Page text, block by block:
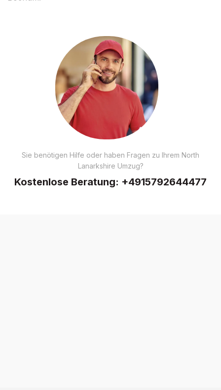
Sie benötigen Hilfe oder haben Fragen zu Ihrem North
Lanarkshire Umzug?
Kostenlose Beratung: +4915792644477